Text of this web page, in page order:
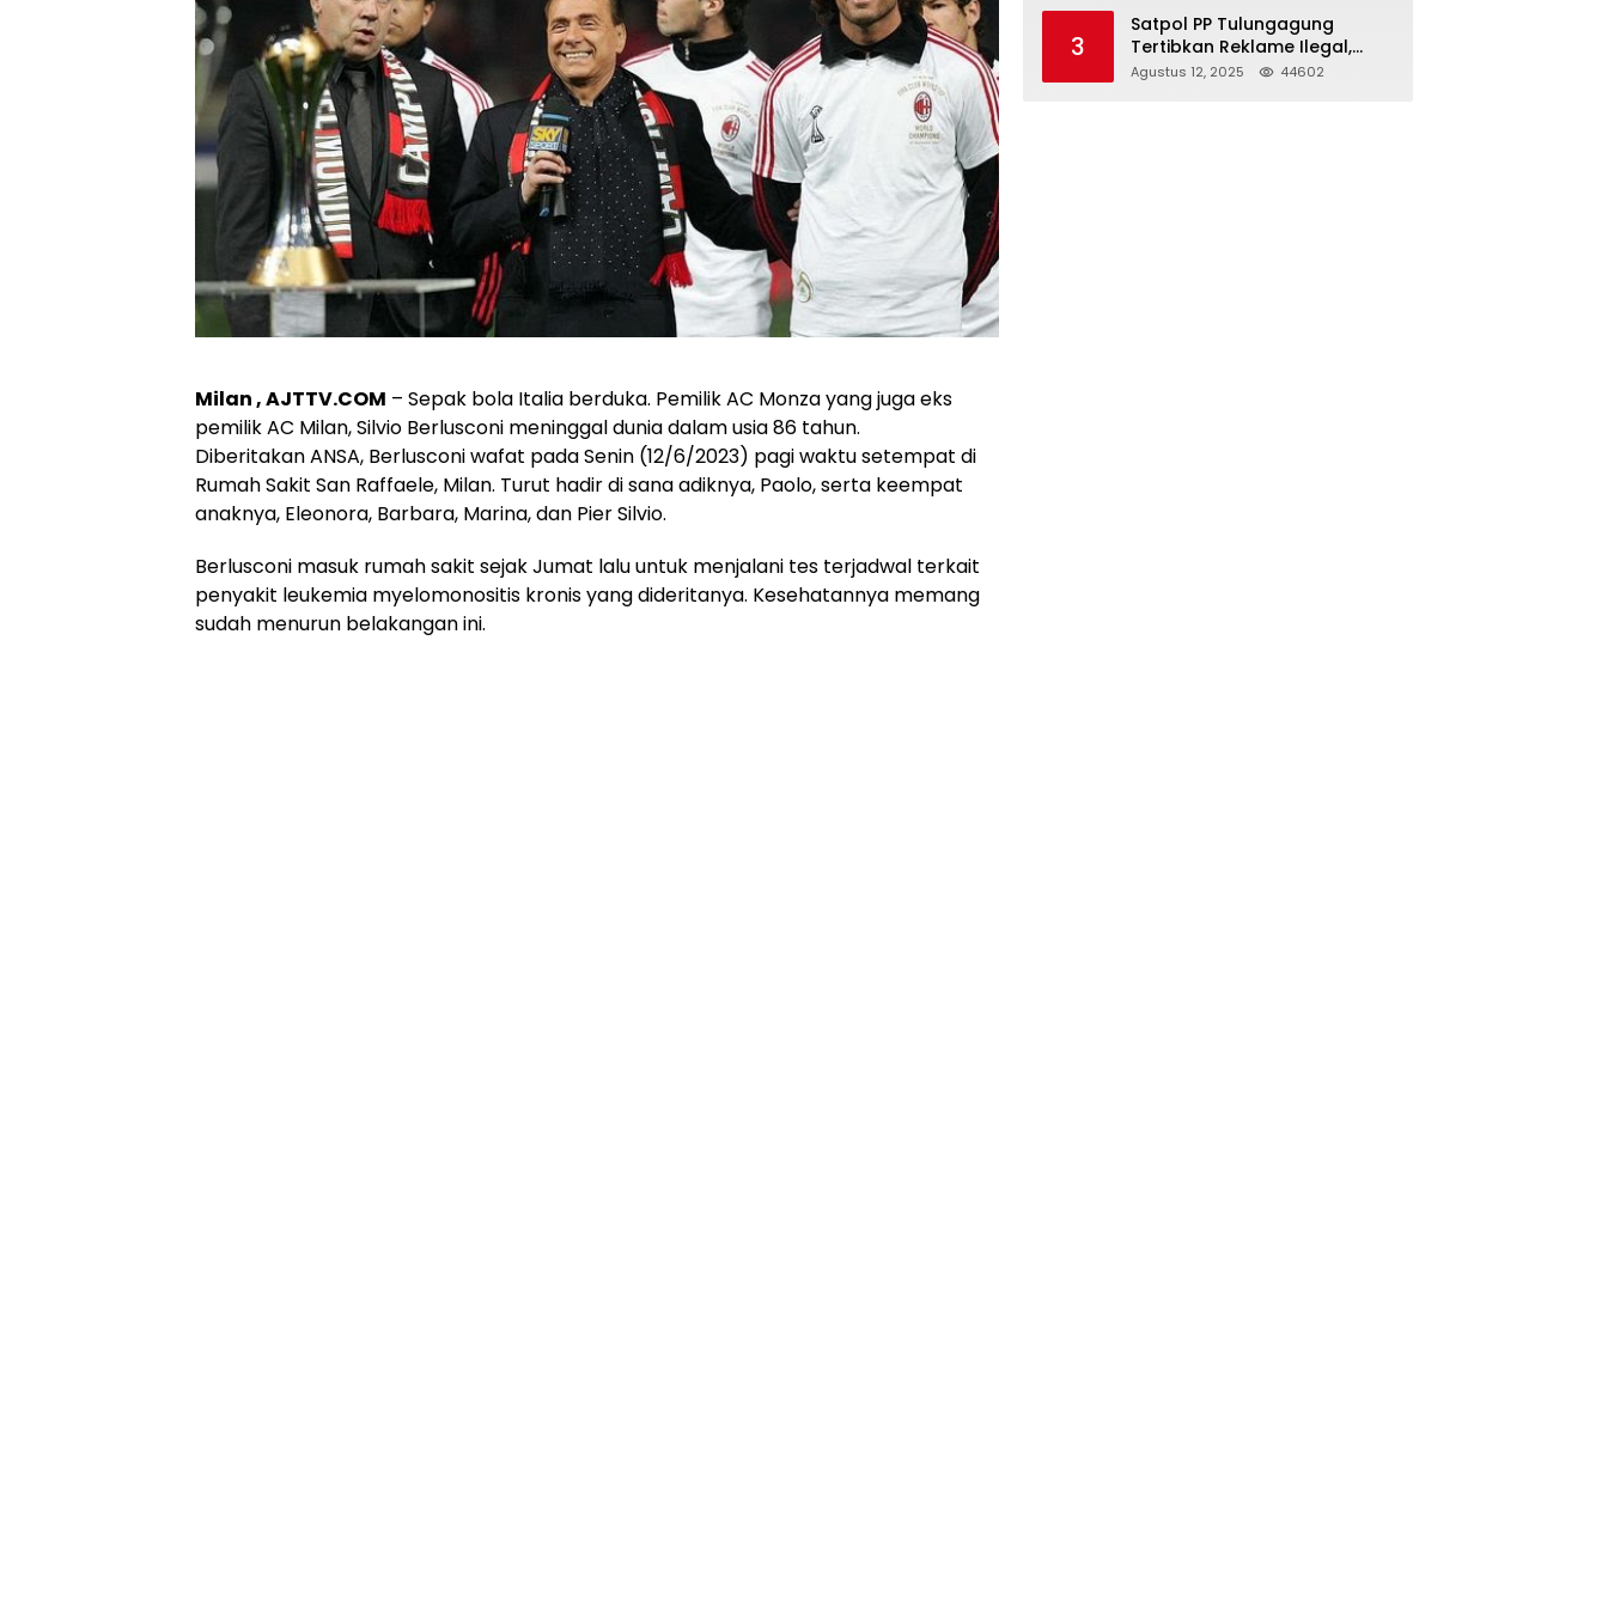
Milan , AJTTV.COM – Sepak bola Italia berduka. Pemilik AC Monza yang juga eks
pemilik AC Milan, Silvio Berlusconi meninggal dunia dalam usia 86 tahun.
Diberitakan ANSA, Berlusconi wafat pada Senin (12/6/2023) pagi waktu setempat di
Rumah Sakit San Raffaele, Milan. Turut hadir di sana adiknya, Paolo, serta keempat
anaknya, Eleonora, Barbara, Marina, dan Pier Silvio.
Berlusconi masuk rumah sakit sejak Jumat lalu untuk menjalani tes terjadwal terkait
penyakit leukemia myelomonositis kronis yang dideritanya. Kesehatannya memang
sudah menurun belakangan ini.
3
Satpol PP Tulungagung
Tertibkan Reklame Ilegal,
Wujudkan Kota yang Rapi
Agustus 12, 2025 44602